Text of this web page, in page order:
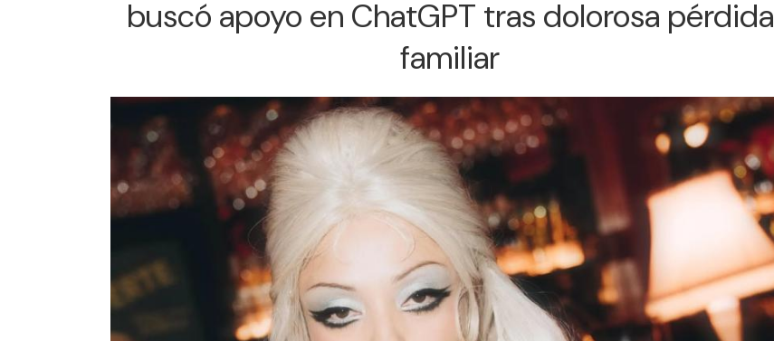
buscó apoyo en ChatGPT tras dolorosa pérdida
familiar